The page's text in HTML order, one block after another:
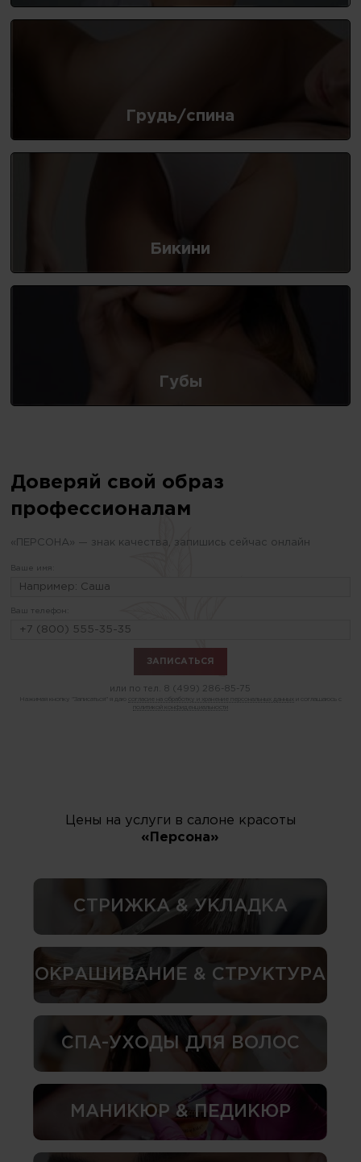
Грудь/спина
Бикини
Губы
Доверяй свой образ
профессионалам
«ПЕРСОНА» — знак качества, запишись сейчас онлайн
Ваше имя:
Ваш телефон:
или по тел. 8 (499) 286-85-75
Нажимая кнопку "Записаться" я даю согласие на обработку и хранение персональных данных
политикой конфиденциальности
Цены на услуги в салоне красоты
«Персона»
СТРИЖКА & УКЛАДКА
ОКРАШИВАНИЕ & СТРУКТУРА
СПА-УХОДЫ ДЛЯ ВОЛОС
МАНИКЮР & ПЕДИКЮР